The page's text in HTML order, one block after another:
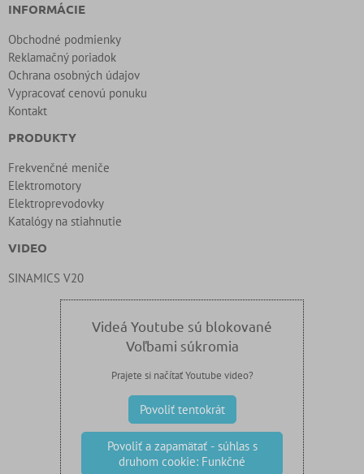
INFORMÁCIE
Obchodné podmienky
Reklamačný poriadok
Ochrana osobných údajov
Vypracovať cenovú ponuku
Kontakt
PRODUKTY
Frekvenčné meniče
Elektromotory
Elektroprevodovky
Katalógy na stiahnutie
VIDEO
SINAMICS V20
Videá Youtube sú blokované
Voľbami súkromia
Prajete si načítať Youtube video?
Povoliť tentokrát
Povoliť a zapamätať - súhlas s
druhom cookie: Funkčné